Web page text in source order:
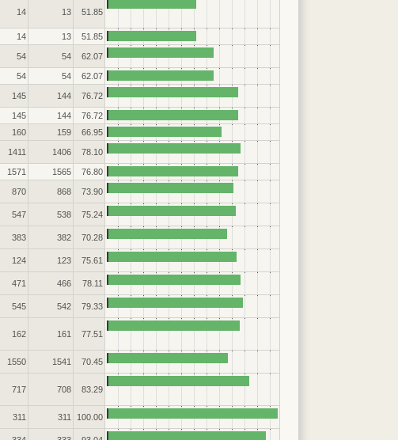
14 13 51.85
14 13 51.85
54 54 62.07
54 54 62.07
145 144 76.72
145 144
76.72
160 159 66.95
1411 1406 78.10
1571 1565 76.80
870 868 73.90
547 538 75.24
383 382 70.28
124 123 75.61
471 466 78.11
545 542 79.33
162 161 77.51
1550 1541 70.45
717 708 83.29
311 311 100.00